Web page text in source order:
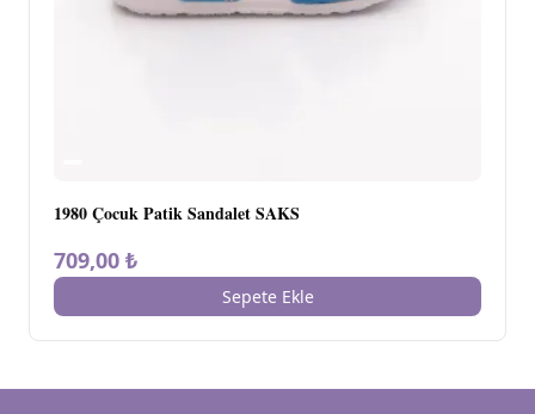
1980 Çocuk Patik Sandalet SAKS
709,00 ₺
Sepete Ekle